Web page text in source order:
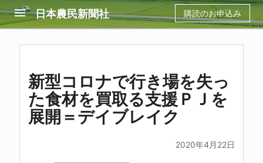
menu 日本農民新聞社 購読のお申込み
新型コロナで行き場を失っ
た食材を買取る支援ＰＪを
展開＝デイブレイク
2020年4月22日